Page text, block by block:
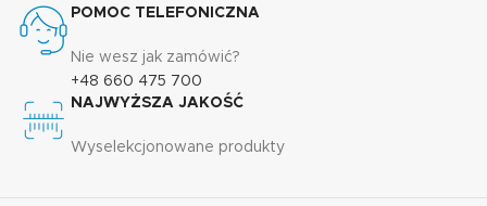
POMOC TELEFONICZNA
Nie wesz jak zamówić?
+48 660 475 700
NAJWYŻSZA JAKOŚĆ
Wyselekcjonowane produkty